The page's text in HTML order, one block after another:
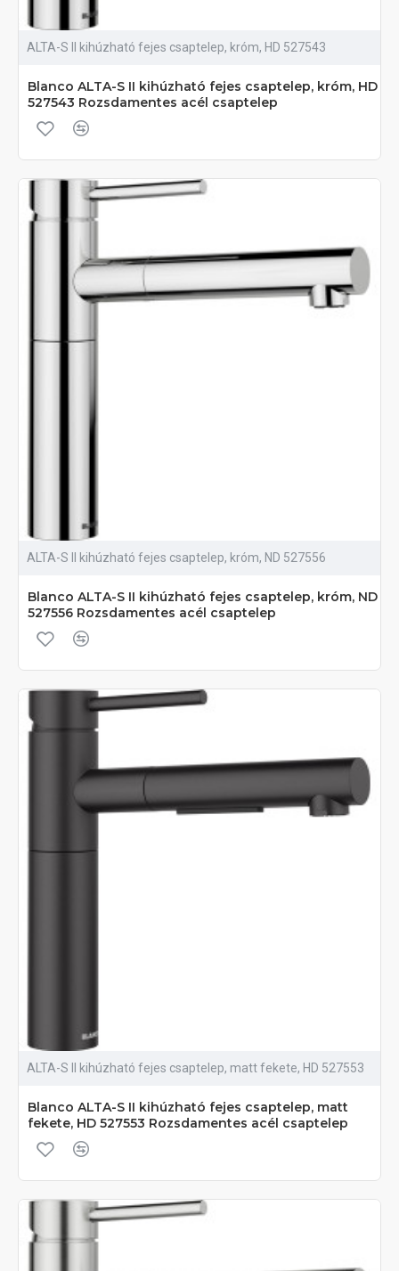
ALTA-S II kihúzható fejes csaptelep, króm, HD 527543
Blanco ALTA-S II kihúzható fejes csaptelep, króm, HD
527543 Rozsdamentes acél csaptelep
ALTA-S II kihúzható fejes csaptelep, króm, ND 527556
Blanco ALTA-S II kihúzható fejes csaptelep, króm, ND
527556 Rozsdamentes acél csaptelep
ALTA-S II kihúzható fejes csaptelep, matt fekete, HD 527553
Blanco ALTA-S II kihúzható fejes csaptelep, matt
fekete, HD 527553 Rozsdamentes acél csaptelep